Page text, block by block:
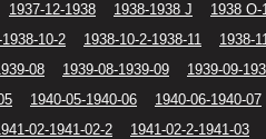
1937-12-1938 1938-1938 J
1938 O-
10-2 1938-10-2-1938-11
1938-
08 1939-08-1939-09
1939-09-
1940-05-1940-06 1940-06-1940-07
02-1941-02-2 1941-02-2-1941-03